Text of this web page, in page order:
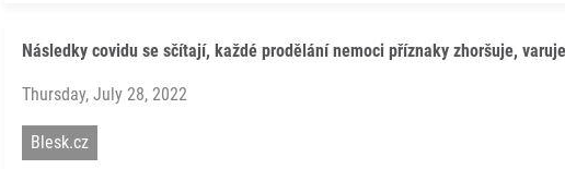
Následky covidu se sčítají, každé prodělání nemoci příznaky zhoršuje,
Thursday, July 28, 2022
Blesk.cz